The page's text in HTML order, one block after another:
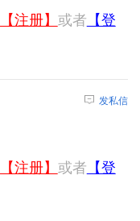
【注册】 或者 【登
发私信
【注册】 或者 【登